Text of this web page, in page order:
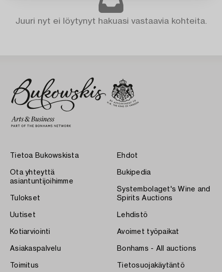
Juuri nyt ei löytynyt hakuasi vastaavia kohteita.
Tietoa Bukowskista
Ota yhteyttä
asiantuntijoihimme
Tulokset
Uutiset
Kotiarviointi
Asiakaspalvelu
Toimitus
Ehdot
Bukipedia
Systembolaget's Wine and
Spirits Auctions
Lehdistö
Avoimet työpaikat
Bonhams - All auctions
Tietosuojakäytäntö